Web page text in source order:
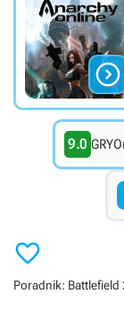

9.0

Poradnik: Battlefield